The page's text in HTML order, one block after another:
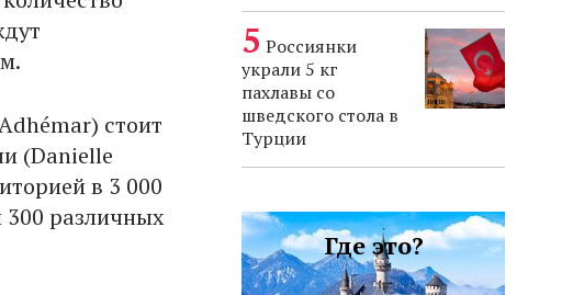
стоит
(Danielle
в 3 000
300 различных
Россиянки
украли 5 кг
пахлавы со
шведского стола в
Турции
Где это?